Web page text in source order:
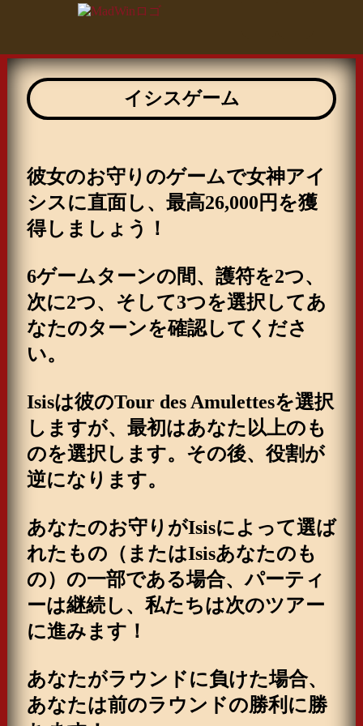
イシスゲーム
彼女のお守りのゲームで女神アイ
シスに直面し、最高26,000円を獲
得しましょう！
6ゲームターンの間、護符を2つ、
次に2つ、そして3つを選択してあ
なたのターンを確認してくださ
い。
Isisは彼のTour des Amulettesを選択
しますが、最初はあなた以上のも
のを選択します。その後、役割が
逆になります。
あなたのお守りがIsisによって選ば
れたもの（またはIsisあなたのも
の）の一部である場合、パーティ
ーは継続し、私たちは次のツアー
に進みます！
あなたがラウンドに負けた場合、
あなたは前のラウンドの勝利に勝
読み込み中..